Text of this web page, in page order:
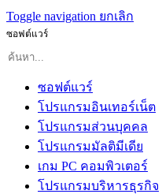
Toggle navigation ยกเลิก
ซอฟต์แวร์
ซอฟต์แวร์
โปรแกรมอินเทอร์เน็ต
โปรแกรมส่วนบุคคล
โปรแกรมมัลติมีเดีย
เกม PC คอมพิวเตอร์
โปรแกรมบริหารธุรกิจ